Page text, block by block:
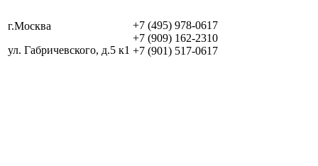
г.Москва
ул. Габричевского, д.5 к1
+7 (495) 978-0617
+7 (909) 162-2310
+7 (901) 517-0617